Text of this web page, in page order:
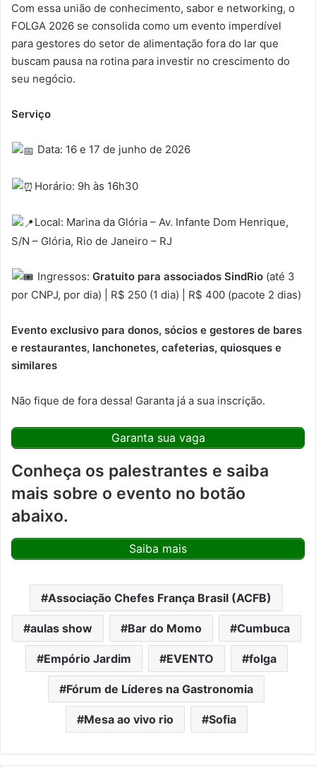
Com essa união de conhecimento, sabor e networking, o
FOLGA 2026 se consolida como um evento imperdível
para gestores do setor de alimentação fora do lar que
buscam pausa na rotina para investir no crescimento do
seu negócio.
Serviço
Data: 16 e 17 de junho de 2026
Horário: 9h às 16h30
Local: Marina da Glória – Av. Infante Dom Henrique,
S/N – Glória, Rio de Janeiro – RJ
Ingressos:Gratuito para associados SindRio (até 3
por CNPJ, por dia) | R$ 250 (1 dia) | R$ 400 (pacote 2 dias)
Evento exclusivo para donos, sócios e gestores de bares
e restaurantes, lanchonetes, cafeterias, quiosques e
similares
Não fique de fora dessa! Garanta já a sua inscrição.
Garanta sua vaga
Conheça os palestrantes e saiba
mais sobre o evento no botão
abaixo.
Saiba mais
Associação Chefes França Brasil (ACFB)
aulas show Bar do Momo Cumbuca
Empório Jardim EVENTO folga
Fórum de Líderes na Gastronomia
Mesa ao vivo rio Sofia